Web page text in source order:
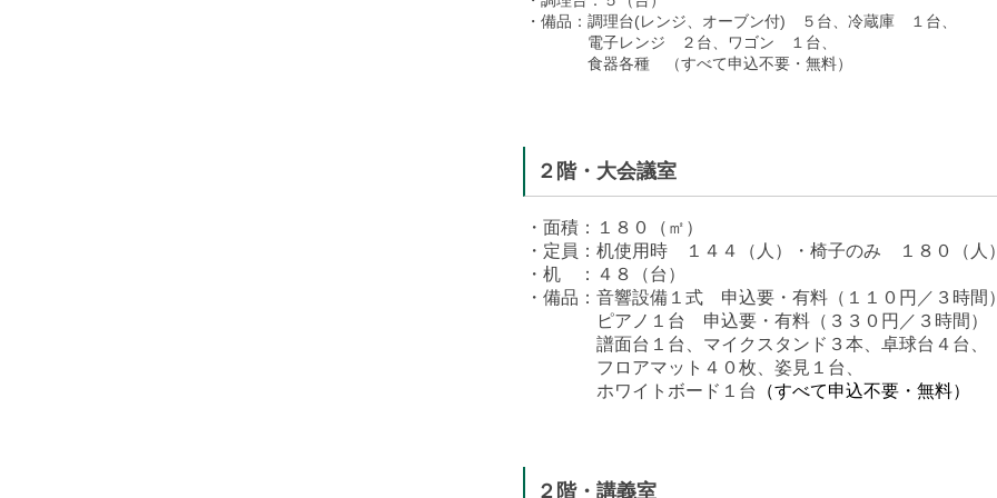
・備品：調理台(レンジ、オーブン付) ５台、冷蔵庫 １台、
電子レンジ ２台、ワゴン １台、
食器各種 （すべて申込不要・無料）
２階・大会議室
・面積：１８０（㎡）
・定員：机使用時 １４４（人）・椅子のみ １８０（人
・机 ：４８（台）
・備品：音響設備１式 申込要・有料（１１０円／３時間
ピアノ１台 申込要・有料（３３０円／３時間）
譜面台１台、マイクスタンド３本、卓球台４台、
フロアマット４０枚、姿見１台、
ホワイトボード１台
（すべて申込不要・無料）
２階・講義室